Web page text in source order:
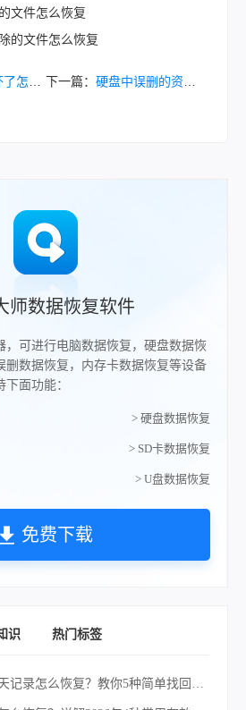
文件怎么恢复
的文件怎么恢复
这几种方法！ 下一篇： 硬盘中误删的资料怎么复原？这5招帮你轻松找回！
师数据恢复软件
，可进行电脑数据恢复，硬盘数据恢
删数据恢复，内存卡数据恢复等设备
面功能：
> 硬盘数据恢复
> SD卡数据恢复
> U盘数据恢复
免费下载
识 热门标签